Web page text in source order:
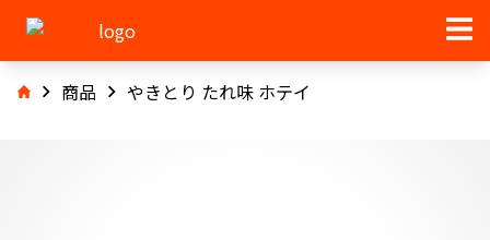
商品 やきとり たれ味 ホテイ